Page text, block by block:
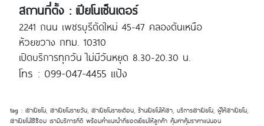
สถานที่ตั้ง : เปียโนเซ็นเตอร์
2241 ถนน เพชรบุรีตัดใหม่ 45-47 คลองตันเหนือ
ห้วยขวาง กทม. 10310
เปิดบริการทุกวัน ไม่มีวันหยุด 8.30-20.30 น.
โทร : 099-047-4455 แป้ง
tag : เช่าเปียโน, เช่าเปียโนรายวัน, เช่าเปียโนรายเดือน, ร้านเปียโนให้เช่า, บริการเช่าเปียโน, ผู้ให้เช่าเปียโน,
เช่าเปียโนใช้ซ้อม เรามีบริการที่ดี พร้อมคำแนะนำที่ยอดเยี่ยมให้ลูกค้า คุ้มค่าคุ้มราคาแน่นอน